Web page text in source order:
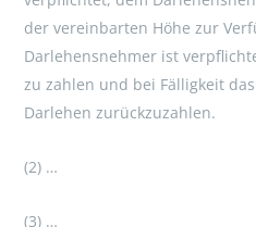
der vereinbarten Höhe zur
Darlehensnehmer ist
zu zahlen und bei Fälligkeit
Darlehen zurückzuzahlen.
(2) …
(3) …